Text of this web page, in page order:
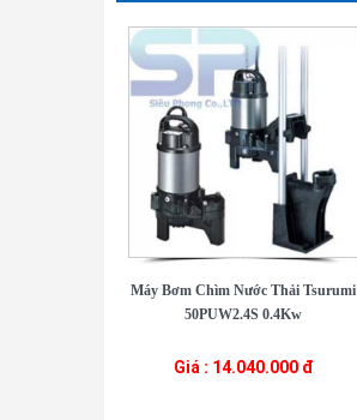
Máy Bơm Chìm Nước Thải Tsurumi
50PUW2.4S 0.4Kw
Giá : 14.040.000 đ